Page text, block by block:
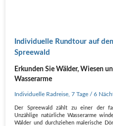
Individuelle Rundtour auf
Spreewald
Erkunden Sie Wälder, Wiesen
Wasserarme
Individuelle Radreise ,7 Tage / 6
Der Spreewald zählt zu einer der
Unzählige natürliche Wasserarme
Wälder und durchziehen malerische